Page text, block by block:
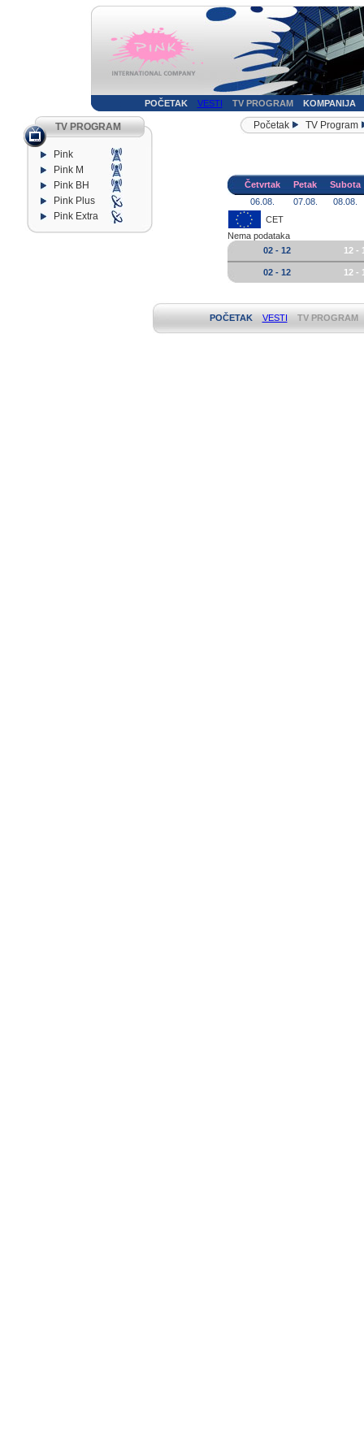
POČETAK VESTI TV PROGRAM KOMPANIJA
TV PROGRAM
Pink
Pink M
Pink BH
Pink Plus
Pink Extra
Početak TV Program
Četvrtak Petak
Subota
06.08.
07.08.
08.08.
CET
Nema podataka
02 - 12
12 -
02 - 12 12 -
POČETAK VESTI TV PROGRAM